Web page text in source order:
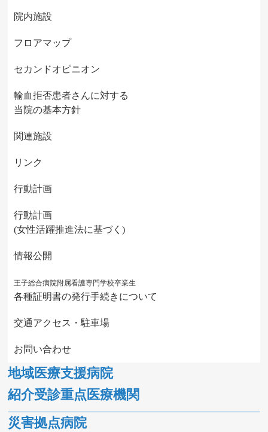
院内施設
フロアマップ
セカンドオピニオン
輸血拒否患者さんに対する
当院の基本方針
関連施設
リンク
行動計画
行動計画
(女性活躍推進法に基づく)
情報公開
王子総合病院附属看護専門学校卒業生
各種証明書の発行手続きについて
交通アクセス・駐車場
お問い合わせ
地域医療支援病院
紹介受診重点医療機関
災害拠点病院